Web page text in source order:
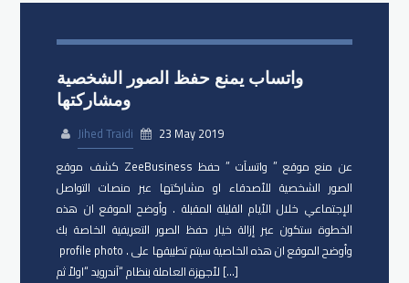
واتساب يمنع حفظ الصور الشخصية
ومشاركتها
Jihed Traidi
23 May 2019
كشف موقع ZeeBusiness عن منع موقع ” واتسآت ” حفظ
الصور الشخصية للأصدقاء او مشاركتها عبر منصات التواصل
الإجتماعي خلال الأيام القليلة المقبلة . وأوضح الموقع ان هذه
الخطوة ستكون عبر إزالة خيار حفظ الصور التعريفية الخاصة بك
profile photo . وأوضح الموقع ان هذه الخاصية سيتم تطبيقها على
لأجهزة العاملة بنظام “آندرويد “اولاً ثم […]